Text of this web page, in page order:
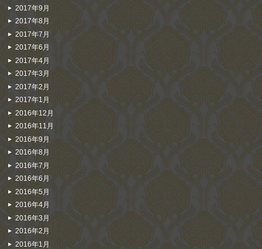
2017年9月
2017年8月
2017年7月
2017年6月
2017年4月
2017年3月
2017年2月
2017年1月
2016年12月
2016年11月
2016年9月
2016年8月
2016年7月
2016年6月
2016年5月
2016年4月
2016年3月
2016年2月
2016年1月